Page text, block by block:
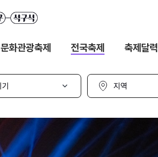
문화관광축제 전국축제 축제달력
지
선